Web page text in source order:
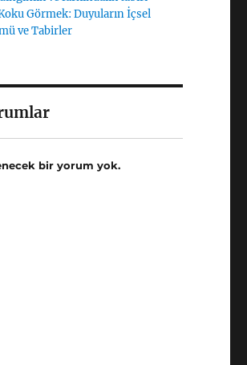
Görmek: Duyuların İçsel
ve Tabirler
bir yorum yok.